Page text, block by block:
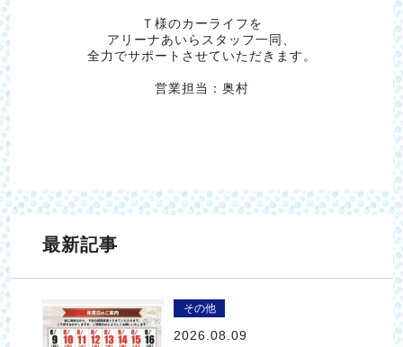
Ｔ様のカーライフを
アリーナあいらスタッフ一同、
全力でサポートさせていただきます。
営業担当：奥村
最新記事
その他
2026.08.09